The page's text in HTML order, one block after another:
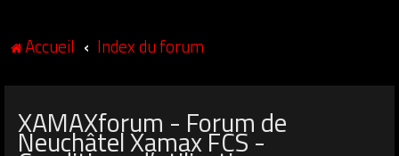
Accueil Index du forum
XAMAXforum - Forum de
Neuchâtel Xamax FCS -